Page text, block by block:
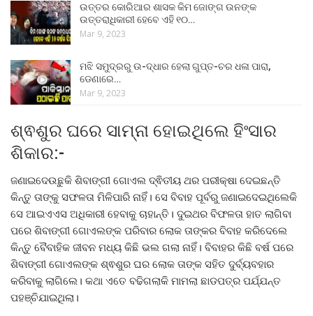
ଉତ୍ତର କୋରିଆର ଶାସକ କିମ ଜୋଙ୍ଗ ଉନଙ୍କ
ଉତ୍ତରାଧିକାରୀ ହେବେ ଏହି ୧୦…
Mar 9, 2023
ମଝି ସମୁଦ୍ରରୁ ଉ-ଦ୍ଧାର ହେଲା ଗୁପ୍ତ-ଚର ଧଳା ପାରା,
ଡେଣାରେ…
Mar 9, 2023
ଶ୍ଵଶୁର ଘରେ ସାମ୍ନା ହୋଇଥିଲେ ହିଂସାର
ଶିକାର:-
ଜଣାଇଦେଉଛୁକି ଶିବାଙ୍ଗୀ ଗୋଏଲ ଦ୍ଵିତୀୟ ଥର ପରୀକ୍ଷା ଦେଇଛନ୍ତି
କିନ୍ତୁ ତାଙ୍କୁ ସଫଳତା ମିଳିପାରି ନାହିଁ। ସେ ବିବାହ ପୂର୍ବରୁ ଜଣାଇଦେଇଥିଲେକି
ସେ ଆଇଏଏସ ଅଧିକାରୀ ହେବାକୁ ଚାହାନ୍ତି। ଦୁଇଥର ବିଫଳତା ହାତ ଲାଗିବା
ପରେ ଶିବାଙ୍ଗୀ ଗୋଏଲଙ୍କ ପରିବାର ଲୋକ ତାଙ୍କର ବିବାହ କରିଦେଲେ
କିନ୍ତୁ ବୈବାହିକ ଜୀବନ ମଧ୍ୟ କିଛି ଭଲ ଗଲା ନାହିଁ। ବିବାହର କିଛି ବର୍ଷ ପରେ
ଶିବାଙ୍ଗୀ ଗୋଏଲଙ୍କ ଶ୍ଵଶୁର ଘର ଲୋକ ତାଙ୍କ ସହିତ ଦୁର୍ବ୍ୟବହାର
କରିବାକୁ ଲାଗିଲେ। କଥା ଏତେ ବଢିଗଲାକି ମାମଲା ଛାଡପତ୍ର ପର୍ଯ୍ଯନ୍ତ
ପହଞ୍ଚିଯାଇଥିଲା।